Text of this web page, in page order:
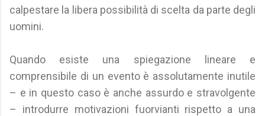
calpestare la libera possibilità di scelta da parte degli
uomini.
Quando esiste una spiegazione lineare e
comprensibile di un evento è assolutamente inutile
– e in questo caso è anche assurdo e stravolgente
– introdurre motivazioni fuorvianti rispetto a una